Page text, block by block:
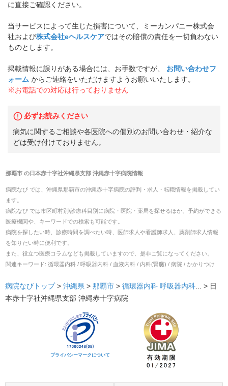
に直接ご確認ください。
当サービスによって生じた損害について、ミーカンパニー株式会
社および株式会社eヘルスケアではその賠償の責任を一切負わない
ものとします。
掲載情報に誤りがある場合には、お手数ですが、
お問い合わせフ
ォーム からご連絡をいただけますようお願いいたします。
※お電話での対応は行っておりません
必ずお読みください
病気に関するご相談や各医院への個別のお問い合わせ・紹介な
どは受け付けておりません。
那覇市の日本赤十字社沖縄県支部 沖縄赤十字病院情報
病院なび では、 沖縄県那覇市の沖縄赤十字病院の評判・求人・転職情報を掲載してい
ます。
病院なび では市区町村別/診療科目別に病院・医院・薬局を探せるほか、予約ができる
医療機関や、キーワードでの検索も可能です。
病院を探したい時、診療時間を調べたい時、医師求人や看護師求人、薬剤師求人情報
を知りたい時に便利です。
また、役立つ医療コラムなども掲載していますので、是非ご覧になってください。
関連キーワード: 循環器内科 / 呼吸器内科 / 血液内科 / 内科(腎臓) / 病院 / かかりつけ
病院なびトップ > 沖縄県 > 那覇市 > 循環器内科 呼吸器内科 ... > 日
本赤十字社沖縄県支部 沖縄赤十字病院
プライバシーマークについて